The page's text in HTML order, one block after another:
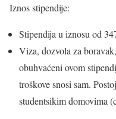
Iznos stipendije:
Stipendija u iznosu od
Viza, dozvola za
obuhvaćeni ovom
troškove snosi sam.
studentsikim domovima